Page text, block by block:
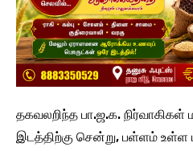
தகவலறிந்த பா.ஜ.க.
இடத்திற்கு சென்று, பள்ளம் உள்ள